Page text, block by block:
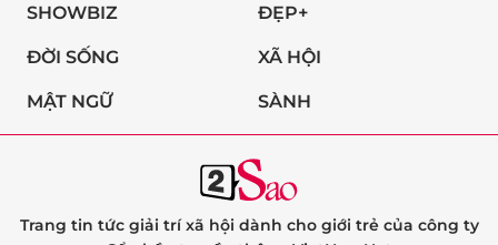
SHOWBIZ ĐẸP+
ĐỜI SỐNG XÃ HỘI
MẬT NGỮ SÀNH
Trang tin tức giải trí xã hội dành cho giới trẻ của công ty